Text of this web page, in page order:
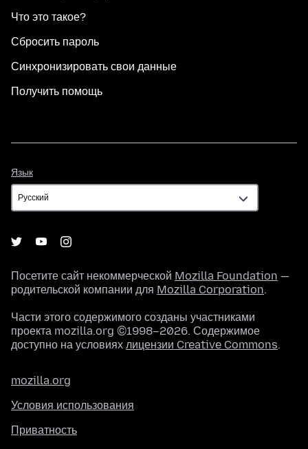
Что это такое?
Сбросить пароль
Синхронизировать свои данные
Получить помощь
Язык
Посетите сайт некоммерческой Mozilla Foundation —
родительской компании для Mozilla Corporation.
Части этого содержимого созданы участниками
проекта mozilla.org ©1998–2026. Содержимое
доступно на условиях лицензии Creative Commons.
mozilla.org
Условия использования
Приватность